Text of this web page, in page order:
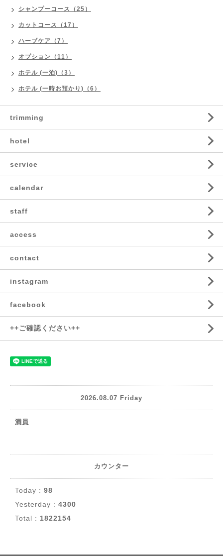
シャンプーコース（25）
カットコース（17）
ハーブケア（7）
オプション（11）
ホテル (一泊)（3）
ホテル (一時お預かり)（6）
trimming
hotel
service
calendar
staff
access
contact
instagram
facebook
++ご確認ください++
2026.08.07 Friday
満員
カウンター
Today : 98
Yesterday : 4300
Total : 1822154